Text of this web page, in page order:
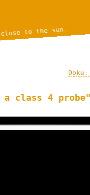
to the sun.
a class 4 probe"